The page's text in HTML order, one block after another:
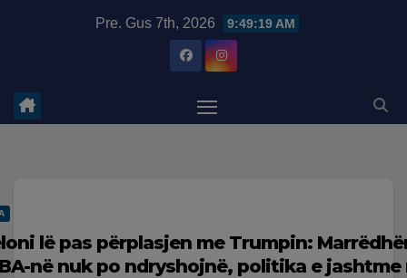
Pre. Gus 7th, 2026 9:49:20 AM
lë pas përplasjen me Trumpin:
në nuk po ndryshojnë, politika e